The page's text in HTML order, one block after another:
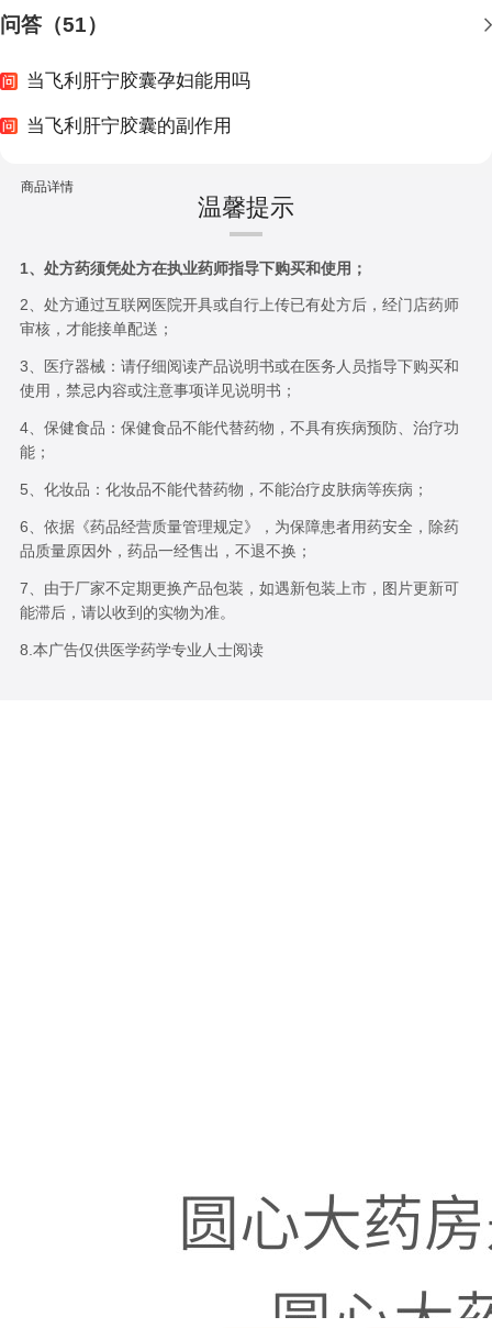
问答（51）
当飞利肝宁胶囊孕妇能用吗
当飞利肝宁胶囊的副作用
商品详情
温馨提示
1、处方药须凭处方在执业药师指导下购买和使用；
2、处方通过互联网医院开具或自行上传已有处方后，经门店药师
审核，才能接单配送；
3、医疗器械：请仔细阅读产品说明书或在医务人员指导下购买和
使用，禁忌内容或注意事项详见说明书；
4、保健食品：保健食品不能代替药物，不具有疾病预防、治疗功
能；
5、化妆品：化妆品不能代替药物，不能治疗皮肤病等疾病；
6、依据《药品经营质量管理规定》，为保障患者用药安全，除药
品质量原因外，药品一经售出，不退不换；
7、由于厂家不定期更换产品包装，如遇新包装上市，图片更新可
能滞后，请以收到的实物为准。
8.本广告仅供医学药学专业人士阅读